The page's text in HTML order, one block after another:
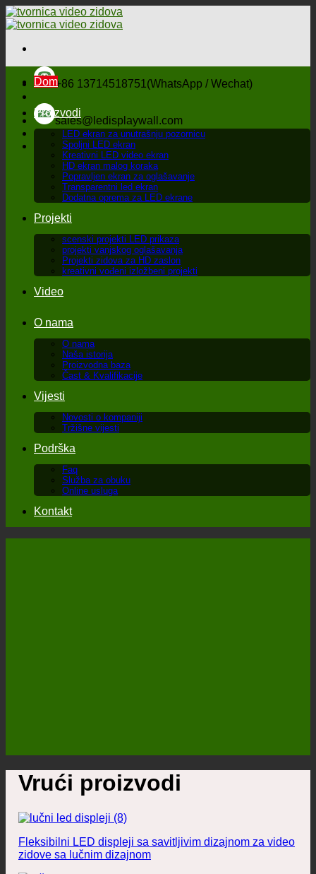
Preskoči
na
+86 13714518751(WhatsApp / Wechat)
sales@ledisplaywall.com
Dom
Proizvodi
LED ekran za unutrašnju pozornicu
Spoljni LED ekran
Kreativni LED video ekran
HD ekran malog koraka
Popravljen ekran za oglašavanje
Transparentni led ekran
Dodatna oprema za LED ekrane
Projekti
scenski projekti LED prikaza
projekti vanjskog oglašavanja
Projekti zidova za HD zaslon
kreativni vođeni izložbeni projekti
Video
O nama
O nama
Naša istorija
Proizvodna baza
Čast & Kvalifikacije
Vijesti
Novosti o kompaniji
Tržišne vijesti
Podrška
Faq
Služba za obuku
Online usluga
Kontakt
Vrući proizvodi
Fleksibilni LED displeji sa savitljivim dizajnom za video
zidove sa lučnim dizajnom